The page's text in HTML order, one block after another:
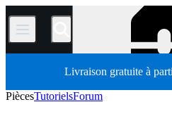
/
Livraison gratuite à
PiècesTutorielsForum